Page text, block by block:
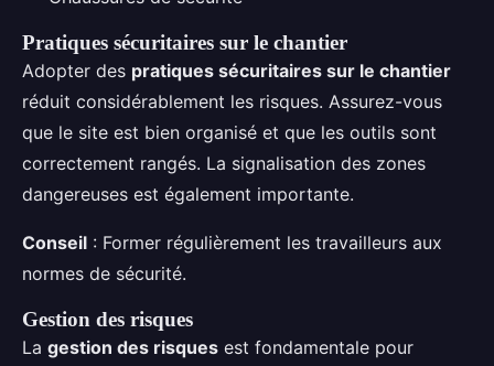
Pratiques sécuritaires sur le chantier
Adopter des pratiques sécuritaires sur le chantier
réduit considérablement les risques. Assurez-vous
que le site est bien organisé et que les outils sont
correctement rangés. La signalisation des zones
dangereuses est également importante.
Conseil : Former régulièrement les travailleurs aux
normes de sécurité.
Gestion des risques
La gestion des risques est fondamentale pour